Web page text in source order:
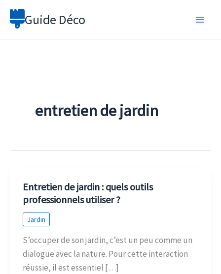
Aller
Guide Déco
entretien de jardin
Entretien de jardin : quels outils
professionnels utiliser ?
Jardin
S’occuper de son jardin, c’est un peu comme un
dialogue avec la nature. Pour cette interaction
réussie, il est essentiel […]